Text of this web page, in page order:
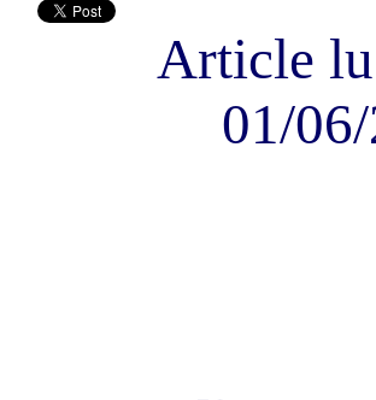
Article
01/